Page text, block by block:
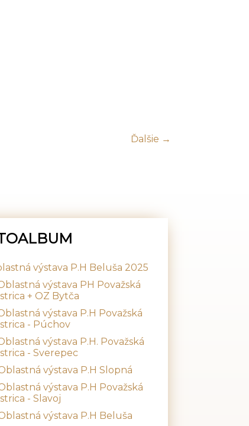
Ďalšie →
výstava P.H Beluša 2025
výstava PH Považská
+ OZ Bytča
výstava P.H Považská
- Púchov
výstava P.H. Považská
- Sverepec
výstava P.H Slopná
výstava P.H Považská
- Slavoj
výstava P.H Beluša